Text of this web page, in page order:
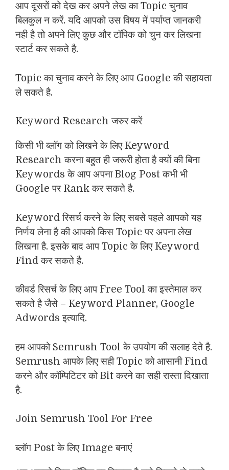
आप दूसरों को देख कर अपने लेख का Topic चुनाव
बिलकुल न करें. यदि आपको उस विषय में पर्याप्त जानकरी
नही है तो अपने लिए कुछ और टॉपिक को चुन कर लिखना
स्टार्ट कर सकते है.
Topic का चुनाव करने के लिए आप Google की सहायता
ले सकते है.
Keyword Research जरुर करें
किसी भी ब्लॉग को लिखने के लिए Keyword
Research करना बहुत ही जरूरी होता है क्यों की बिना
Keywords के आप अपना Blog Post कभी भी
Google पर Rank कर सकते है.
Keyword रिसर्च करने के लिए सबसे पहले आपको यह
निर्णय लेना है की आपको किस Topic पर अपना लेख
लिखना है. इसके बाद आप Topic के लिए Keyword
Find कर सकते है.
कीवर्ड रिसर्च के लिए आप Free Tool का इस्तेमाल कर
सकते है जैसे – Keyword Planner, Google
Adwords इत्यादि.
हम आपको Semrush Tool के उपयोग की सलाह देते है.
Semrush आपके लिए सही Topic को आसानी Find
करने और कॉम्पिटिटर को Bit करने का सही रास्ता दिखाता
है.
Join Semrush Tool For Free
ब्लॉग Post के लिए Image बनाएं